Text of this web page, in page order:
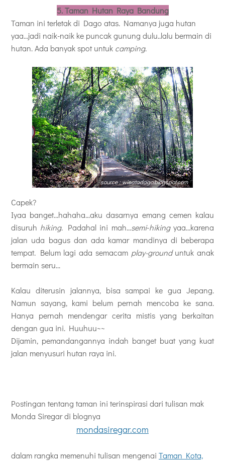
5. Taman Hutan Raya Bandung
Taman ini terletak di Dago atas. Namanya juga hutan
yaa...jadi naik-naik ke puncak gunung dulu..lalu bermain di
hutan. Ada banyak spot untuk camping.
source : wisatadago.blogspot.com
Capek?
Iyaa banget...hahaha...aku dasarnya emang cemen kalau
disuruh hiking. Padahal ini mah...semi-hikingyaa...karena
jalan uda bagus dan ada kamar mandinya di beberapa
tempat. Belum lagi ada semacam play-grounduntuk anak
bermain seru...
Kalau diterusin jalannya, bisa sampai ke gua Jepang.
Namun sayang, kami belum pernah mencoba ke sana.
Hanya pernah mendengar cerita mistis yang berkaitan
dengan gua ini. Huuhuu~~
Dijamin, pemandangannya indah banget buat yang kuat
jalan menyusuri hutan raya ini.
Postingan tentang taman ini terinspirasi dari tulisan mak
Monda Siregar di blognya
mondasiregar.com
dalam rangka memenuhi tulisan mengenai Taman Kota,